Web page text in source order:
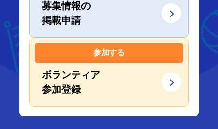
募集情報の
掲載申請
参加する
ボランティア
参加登録